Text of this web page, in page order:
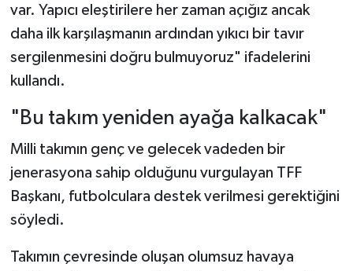
var. Yapıcı eleştirilere her zaman açığız ancak
daha ilk karşılaşmanın ardından yıkıcı bir tavır
sergilenmesini doğru bulmuyoruz" ifadelerini
kullandı.
"Bu takım yeniden ayağa kalkacak"
Milli takımın genç ve gelecek vadeden bir
jenerasyona sahip olduğunu vurgulayan TFF
Başkanı, futbolculara destek verilmesi gerektiğini
söyledi.
Takımın çevresinde oluşan olumsuz havaya